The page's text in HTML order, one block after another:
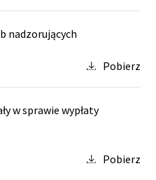
nadzorujących
Pobierz
w sprawie wypłaty
Pobierz